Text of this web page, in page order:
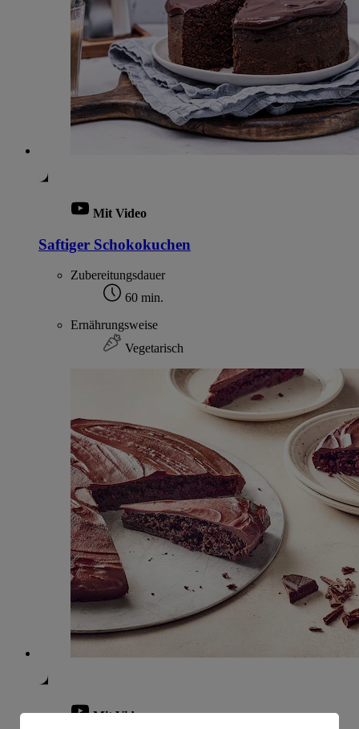
Mit Video
Saftiger Schokokuchen
Zubereitungsdauer
60 min.
Ernährungsweise
Vegetarisch
Mit Video